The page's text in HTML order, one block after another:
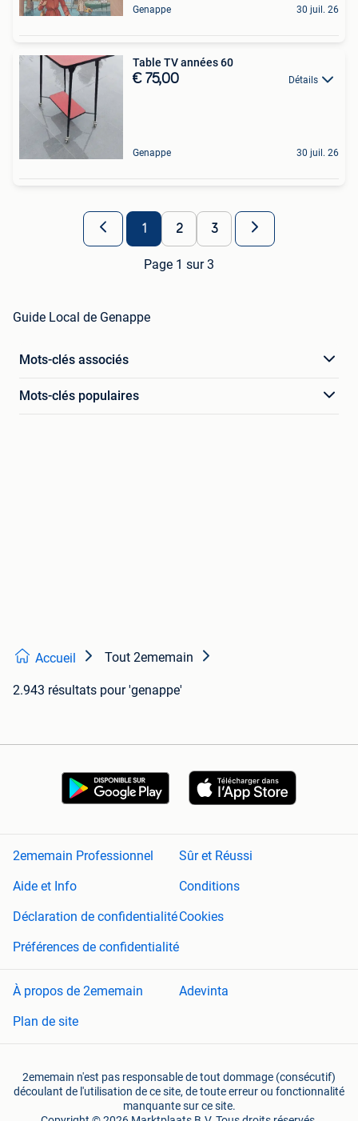
Genappe 30 juil. 26
Table TV années 60
€ 75,00 Détails
Genappe 30 juil. 26
1 2 3
Page 1 sur 3
Guide Local de Genappe
Mots-clés associés
Mots-clés populaires
Accueil Tout 2ememain
2.943 résultats pour 'genappe'
2ememain Professionnel
Sûr et Réussi
Aide et Info
Conditions
Déclaration de confidentialitéCookies
Préférences de confidentialité
À propos de 2ememain
Adevinta
Plan de site
2ememain n'est pas responsable de tout dommage (consécutif)
découlant de l'utilisation de ce site, de toute erreur ou fonctionnalité
manquante sur ce site.